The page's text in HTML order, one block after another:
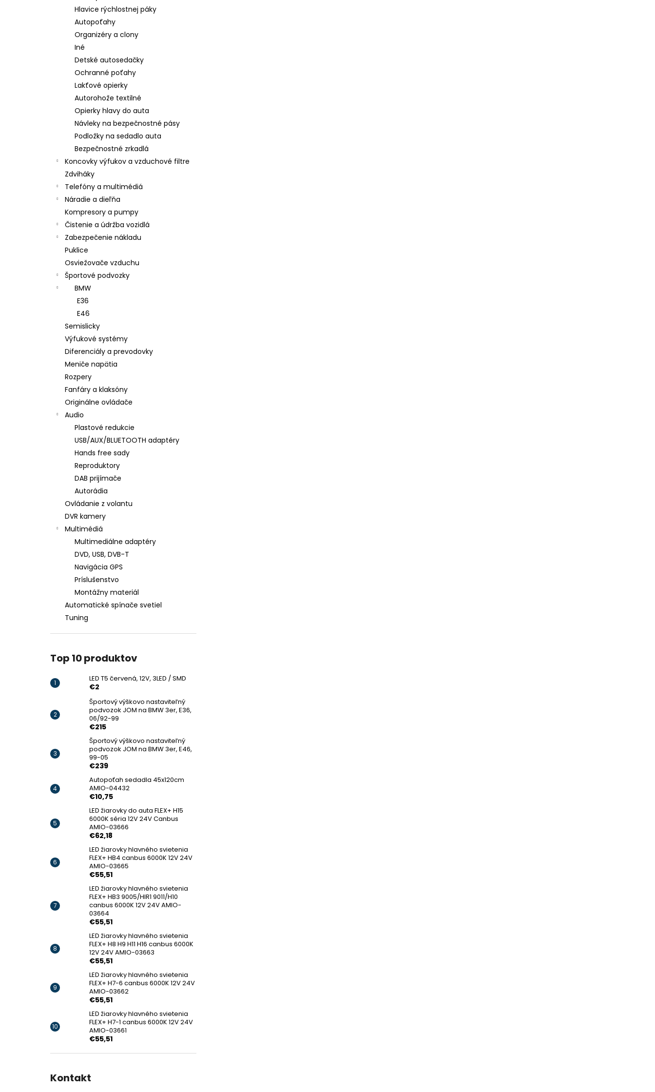
Hlavice rýchlostnej páky
Autopoťahy
Organizéry a clony
Iné
Detské autosedačky
Ochranné poťahy
Lakťové opierky
Autorohože textilné
Opierky hlavy do auta
Návleky na bezpečnostné pásy
Podložky na sedadlo auta
Bezpečnostné zrkadlá
Koncovky výfukov a vzduchové filtre
Zdviháky
Telefóny a multimédiá
Náradie a dieľňa
Kompresory a pumpy
Čistenie a údržba vozidlá
Zabezpečenie nákladu
Puklice
Osviežovače vzduchu
Športové podvozky
BMW
E36
E46
Semislicky
Výfukové systémy
Diferenciály a prevodovky
Meniče napätia
Rozpery
Fanfáry a klaksóny
Originálne ovládače
Audio
Plastové redukcie
USB/AUX/BLUETOOTH adaptéry
Hands free sady
Reproduktory
DAB prijímače
Autorádia
Ovládanie z volantu
DVR kamery
Multimédiá
Multimediálne adaptéry
DVD, USB, DVB-T
Navigácia GPS
Príslušenstvo
Montážny materiál
Automatické spínače svetiel
Tuning
Top 10 produktov
LED T5 červená, 12V, 3LED / SMD
€2
Športový výškovo nastaviteľný
podvozok JOM na BMW 3er, E36,
06/92-99
€215
Športový výškovo nastaviteľný
podvozok JOM na BMW 3er, E46,
99-05
€239
Autopoťah sedadla 45x120cm
AMIO-04432
€10,75
LED žiarovky do auta FLEX+ H15
6000K séria 12V 24V Canbus
AMIO-03666
€62,18
LED žiarovky hlavného svietenia
FLEX+ HB4 canbus 6000K 12V 24V
AMIO-03665
€55,51
LED žiarovky hlavného svietenia
FLEX+ HB3 9005/HIR1 9011/H10
canbus 6000K 12V 24V AMIO-
03664
€55,51
LED žiarovky hlavného svietenia
FLEX+ H8 H9 H11 H16 canbus 6000K
12V 24V AMIO-03663
€55,51
LED žiarovky hlavného svietenia
FLEX+ H7-6 canbus 6000K 12V 24V
AMIO-03662
€55,51
LED žiarovky hlavného svietenia
FLEX+ H7-1 canbus 6000K 12V 24V
AMIO-03661
€55,51
Kontakt